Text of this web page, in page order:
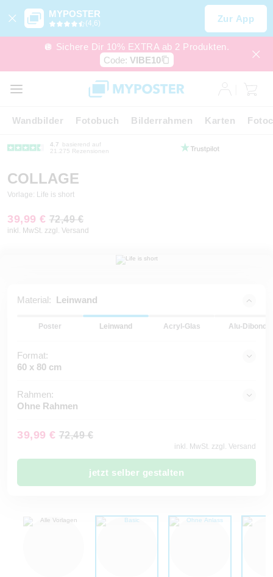
MYPOSTER
(4,6) Zur App
🪩 Sichere Dir 10% EXTRA ab 2 Produkten.
Code: VIBE10
Wandbilder Fotobuch Bilderrahmen Karten
4.7
basierend auf
21.275 Rezensionen
COLLAGE
Vorlage: Life is short
39,99 € 72,49 €
inkl. MwSt. zzgl. Versand
Material: Leinwand
Poster Leinwand Acryl-Glas Alu-Dibond
Format:
60 x 80 cm
Rahmen:
Ohne Rahmen
39,99 € 72,49 €
inkl. MwSt. zzgl. Versand
jetzt selber gestalten